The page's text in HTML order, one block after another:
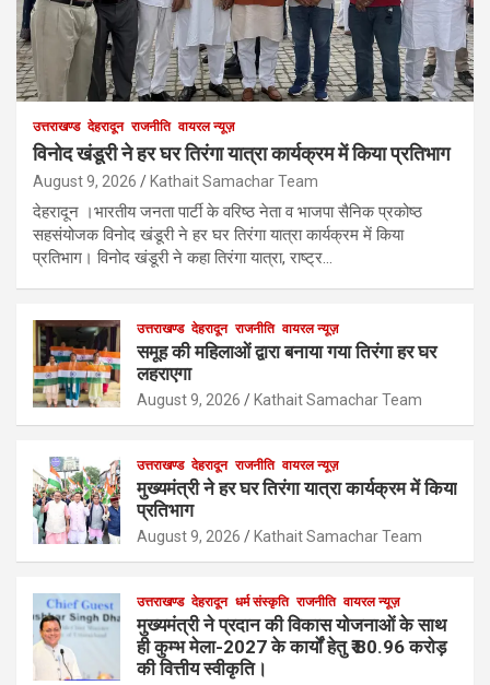
उत्तराखण्ड देहरादून राजनीति वायरल न्यूज़
विनोद खंडूरी ने हर घर तिरंगा यात्रा कार्यक्रम में किया प्रतिभाग
August 9, 2026 Kathait Samachar Team
देहरादून ।भारतीय जनता पार्टी के वरिष्ठ नेता व भाजपा सैनिक प्रकोष्ठ
सहसंयोजक विनोद खंडूरी ने हर घर तिरंगा यात्रा कार्यक्रम में किया
प्रतिभाग। विनोद खंडूरी ने कहा तिरंगा यात्रा, राष्ट्र…
उत्तराखण्ड देहरादून राजनीति वायरल न्यूज़
समूह की महिलाओं द्वारा बनाया गया तिरंगा हर घर
लहराएगा
August 9, 2026 Kathait Samachar Team
उत्तराखण्ड देहरादून राजनीति वायरल न्यूज़
मुख्यमंत्री ने हर घर तिरंगा यात्रा कार्यक्रम में किया
प्रतिभाग
August 9, 2026 Kathait Samachar Team
उत्तराखण्ड देहरादून धर्म संस्कृति राजनीति वायरल न्यूज़
मुख्यमंत्री ने प्रदान की विकास योजनाओं के साथ
ही कुम्भ मेला-2027 के कार्यों हेतु ₹ 80.96 करोड़
की वित्तीय स्वीकृति।